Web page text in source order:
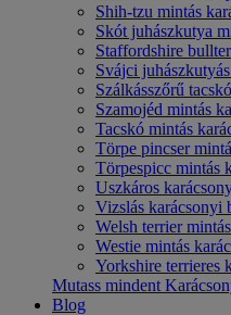
Shih-tzu mintás
Skót juhászkutya
Staffordshire
Svájci
Szálkásszőrű
Szamojéd mintás
Tacskó mintás
Törpe pincser
Törpespicc mintás
Uszkáros
Vizslás karácsonyi
Welsh terrier
Westie mintás
Yorkshire terrieres
Mutass mindent
Blog